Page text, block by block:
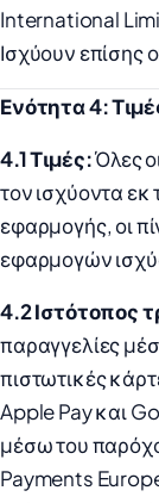
International
Ισχύουν επίσης
Ενότητα 4:
4.1 Τιμές:Όλες
τον ισχύοντα
εφαρμογής, οι
εφαρμογών
4.2 Ιστότοπος
παραγγελίες
πιστωτικές
Apple Pay και
μέσω του
Payments